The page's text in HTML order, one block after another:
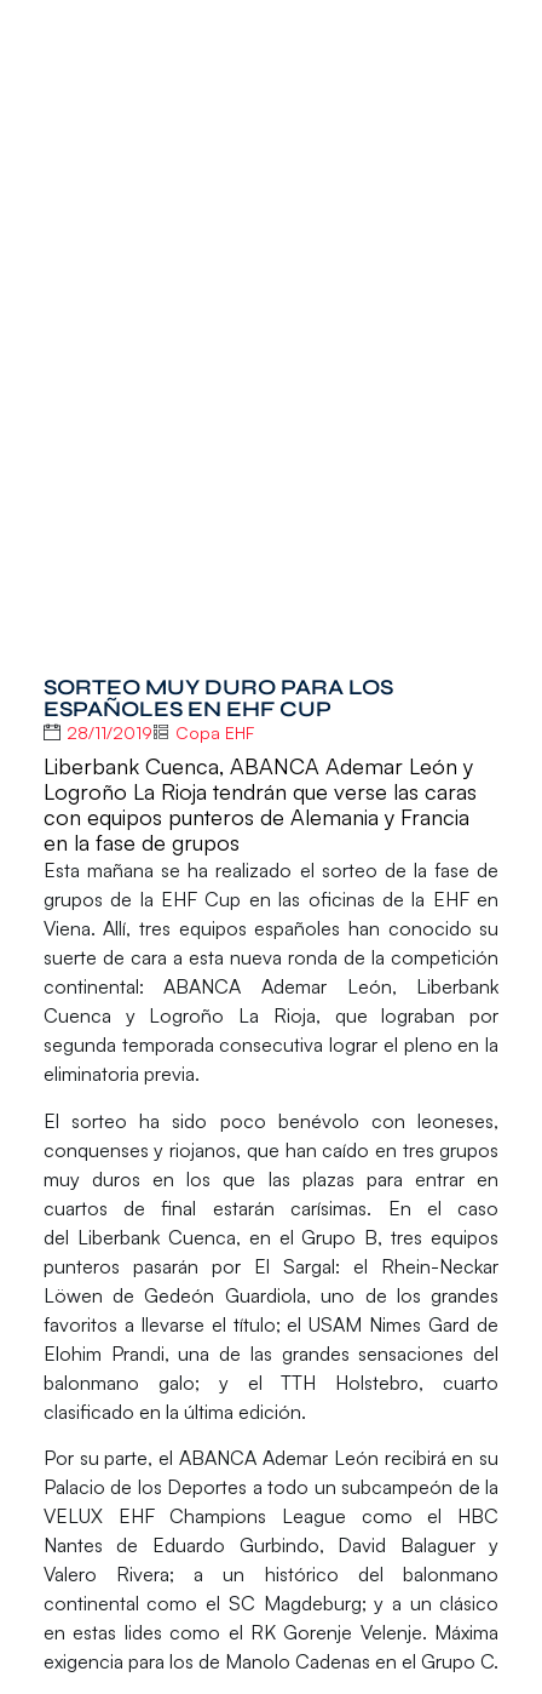
SORTEO MUY DURO PARA LOS
ESPAÑOLES EN EHF CUP
28/11/2019 Copa EHF
Liberbank Cuenca, ABANCA Ademar León y
Logroño La Rioja tendrán que verse las caras
con equipos punteros de Alemania y Francia
en la fase de grupos
Esta mañana se ha realizado el sorteo de lafase de
gruposde la EHF Cup en las oficinas de la EHF en
Viena. Allí, tres equipos españoles han conocido su
suerte de cara a esta nueva ronda de la competición
continental:ABANCA Ademar León, Liberbank
Cuenca y Logroño La Rioja, que lograban por
segunda temporada consecutiva lograr el pleno en la
eliminatoria previa.
El sorteo ha sido poco benévolo con leoneses,
conquenses y riojanos, que han caído en tres grupos
muy duros en los que las plazas para entrar en
cuartos de final estarán carísimas. En el caso
del Liberbank Cuenca, en el Grupo B, tres equipos
punteros pasarán por El Sargal: el Rhein-Neckar
Löwen de Gedeón Guardiola, uno de los grandes
favoritos a llevarse el título; elUSAM Nimes Gardde
Elohim Prandi, una de las grandes sensaciones del
balonmano galo; y elTTH Holstebro, cuarto
clasificado en la última edición.
Por su parte, elABANCA Ademar León recibirá en su
Palacio de los Deportes a todo un subcampeón de la
VELUX EHF Champions League como el HBC
Nantes de Eduardo Gurbindo, David Balaguer y
Valero Rivera; a un histórico del balonmano
continental como el SC Magdeburg; y a un clásico
en estas lides como el RK Gorenje Velenje. Máxima
exigencia para los de Manolo Cadenas en el Grupo C.